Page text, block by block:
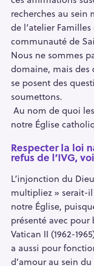
recherches au sein
de l’atelier
communauté de
Nous ne sommes
domaine, mais des
se posent des
soumettons.
Au nom de quoi
notre Église
Respecter la loi
refus de l’IVG,
L’injonction du
multipliez » serait-
notre Église,
présenté avec
Vatican II (1962-
a aussi pour
d’amour au sein